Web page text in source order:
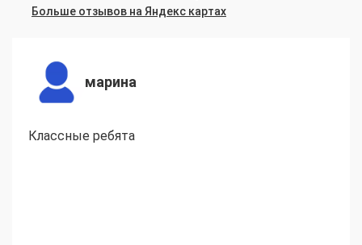
Больше отзывов на Яндекс картах
марина
Классные ребята